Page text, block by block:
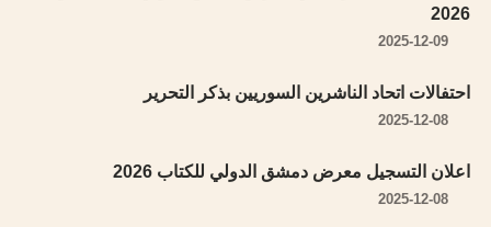
2026
2025-12-09
احتفالات اتحاد الناشرين السوريين بذكر التحرير
2025-12-08
اعلان التسجيل معرض دمشق الدولي للكتاب 2026
2025-12-08